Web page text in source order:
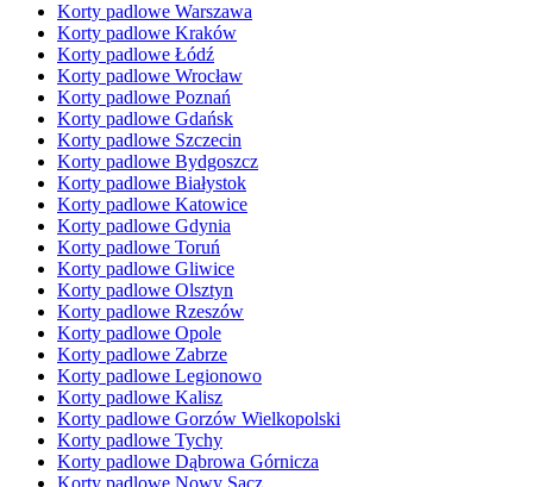
Korty padlowe Warszawa
Korty padlowe Kraków
Korty padlowe Łódź
Korty padlowe Wrocław
Korty padlowe Poznań
Korty padlowe Gdańsk
Korty padlowe Szczecin
Korty padlowe Bydgoszcz
Korty padlowe Białystok
Korty padlowe Katowice
Korty padlowe Gdynia
Korty padlowe Toruń
Korty padlowe Gliwice
Korty padlowe Olsztyn
Korty padlowe Rzeszów
Korty padlowe Opole
Korty padlowe Zabrze
Korty padlowe Legionowo
Korty padlowe Kalisz
Korty padlowe Gorzów Wielkopolski
Korty padlowe Tychy
Korty padlowe Dąbrowa Górnicza